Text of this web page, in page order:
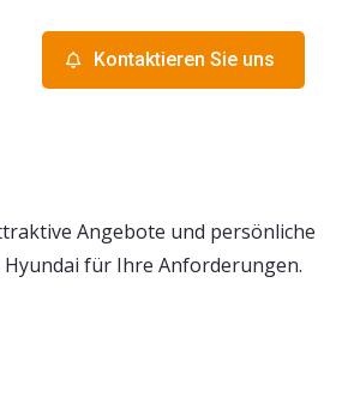
Kontaktieren Sie uns
Angebote und persönliche
Hyundai für Ihre Anforderungen.